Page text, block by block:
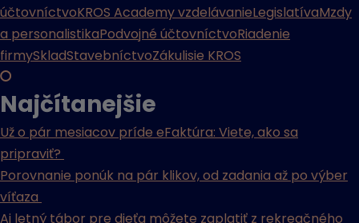
účtovníctvoKROS Academy vzdelávanieLegislatívaMzdy
a personalistikaPodvojné účtovníctvoRiadenie
firmySkladStavebníctvoZákulisie KROS
Najčítanejšie
Už o pár mesiacov príde eFaktúra: Viete, ako sa
pripraviť?
Porovnanie ponúk na pár klikov, od zadania až po výber
víťaza
Aj letný tábor pre dieťa môžete zaplatiť z rekreačného